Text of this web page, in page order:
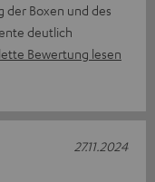
der Boxen und des
deutlich
Bewertung lesen
27.11.2024